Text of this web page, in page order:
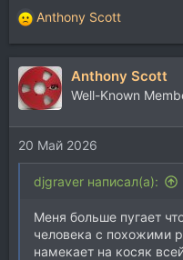
Р
е
а
к
ц
и
и
:
Anthony Scott
Anthony Scott
Well-Known
20 Май 2026
djgraver написал(а):
Меня больше пугает
человека с похожими
намекает на косяк